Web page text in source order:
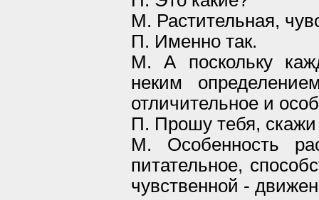
М. Растительная,
П. Именно так.
М. А поскольку
неким
отличительное и
П. Прошу тебя,
М. Особенность
питательное,
чувственной -